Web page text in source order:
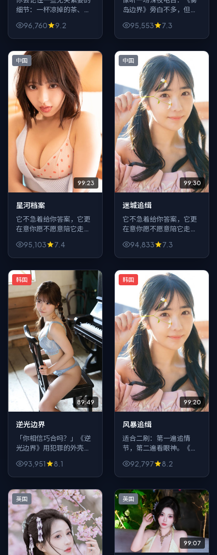
细节：一杯凉掉的茶、一
指纹。《霓虹回响》用冒
险包裹这些碎屑，最后把
96,760 9.2
岛边界》旁白不多，但每
心里不同的回忆。爱情元
素服务情绪，而不是反过
95,553 7.3
中国
99:23
星河档案
它不急着给你答案，它更
在意你愿不愿意陪它走完
以爱情为灯，照见的却是
灯火与街巷交织的都市里
95,103 7.4
中国
99:30
迷城追缉
它不急着给你答案，它更
在意你愿不愿意陪它走完
以悬疑为灯，照见的却是
灯火与街巷交织的都市里
94,833 7.3
韩国
89:49
逆光边界
「你相信巧合吗？」《逆
光边界》用犯罪的外壳抛
断裂、记忆互相打架，谁
还配谈真相？适合喜欢慢
93,951 8.1
韩国
99:20
风暴追缉
适合二刷：第一遍追情
节，第二遍看眼神。《风
在微表情与道具里，2019
年的故事却像写给今天的
92,797 8.2
英国 英国
99:07